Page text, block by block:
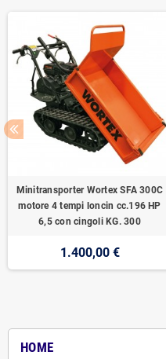
HOME
Minitransporter Wortex SFA 300C
motore 4 tempi loncin cc.196 HP
6,5 con cingoli KG. 300
1.400,00 €